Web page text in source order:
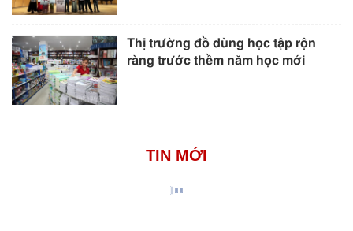
Thị trường đồ dùng học tập rộn
ràng trước thềm năm học mới
TIN MỚI